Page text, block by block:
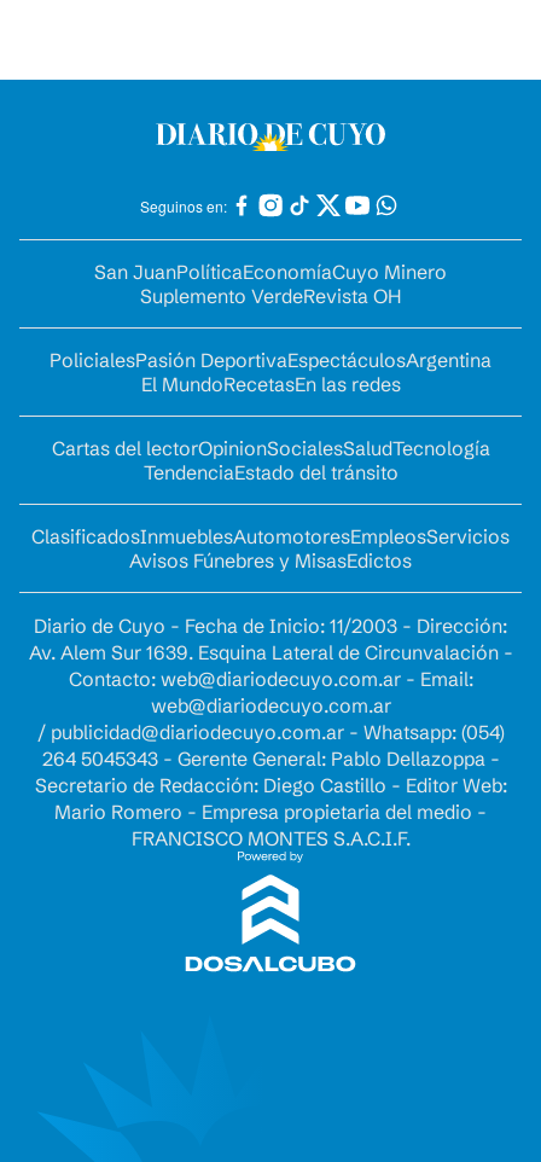
Seguinos en:
San JuanPolíticaEconomíaCuyo Minero
Suplemento VerdeRevista OH
PolicialesPasión DeportivaEspectáculosArgentina
El MundoRecetasEn las redes
Cartas del lectorOpinionSocialesSaludTecnología
TendenciaEstado del tránsito
ClasificadosInmueblesAutomotoresEmpleosServicios
Avisos Fúnebres y MisasEdictos
Diario de Cuyo - Fecha de Inicio: 11/2003 - Dirección:
Av. Alem Sur 1639. Esquina Lateral de Circunvalación -
Contacto: web@diariodecuyo.com.ar- Email:
web@diariodecuyo.com.ar
/ publicidad@diariodecuyo.com.ar- Whatsapp: (054)
264 5045343 - Gerente General: Pablo Dellazoppa -
Secretario de Redacción: Diego Castillo - Editor Web:
Mario Romero - Empresa propietaria del medio -
FRANCISCO MONTES S.A.C.I.F.